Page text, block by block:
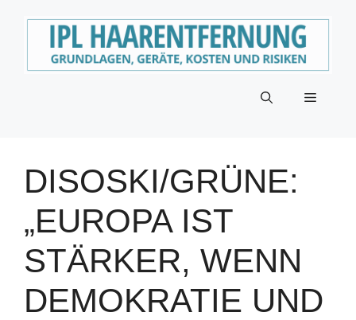
Menü
DISOSKI/GRÜNE:
„EUROPA IST
STÄRKER, WENN
DEMOKRATIE UND